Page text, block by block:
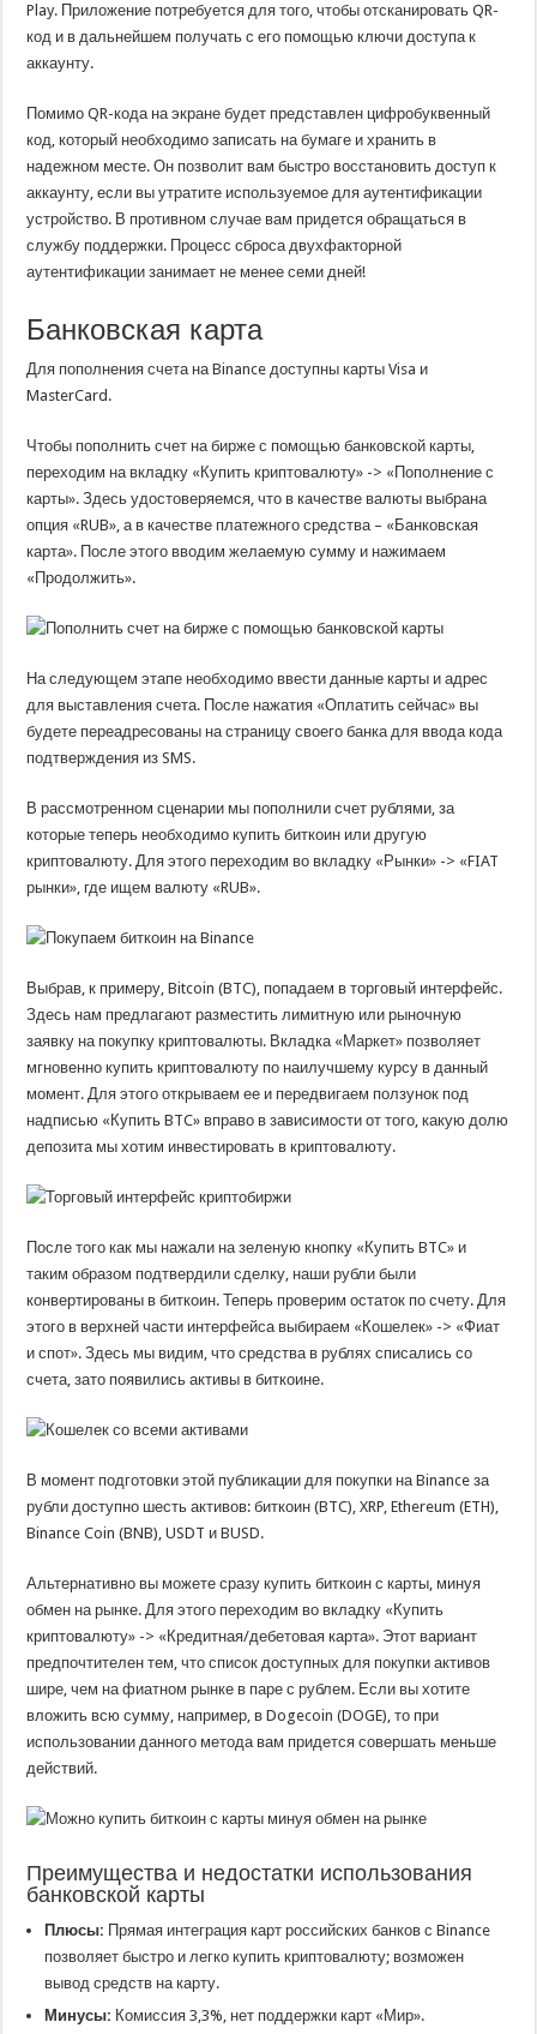
Play. Приложение потребуется для того, чтобы отсканировать QR-
код и в дальнейшем получать с его помощью ключи доступа к
аккаунту.
Помимо QR-кода на экране будет представлен цифробуквенный
код, который необходимо записать на бумаге и хранить в
надежном месте. Он позволит вам быстро восстановить доступ к
аккаунту, если вы утратите используемое для аутентификации
устройство. В противном случае вам придется обращаться в
службу поддержки. Процесс сброса двухфакторной
аутентификации занимает не менее семи дней!
Банковская карта
Для пополнения счета на Binance доступны карты Visa и
MasterCard.
Чтобы пополнить счет на бирже с помощью банковской карты,
переходим на вкладку «Купить криптовалюту» -> «Пополнение с
карты». Здесь удостоверяемся, что в качестве валюты выбрана
опция «RUB», а в качестве платежного средства – «Банковская
карта». После этого вводим желаемую сумму и нажимаем
«Продолжить».
На следующем этапе необходимо ввести данные карты и адрес
для выставления счета. После нажатия «Оплатить сейчас» вы
будете переадресованы на страницу своего банка для ввода кода
подтверждения из SMS.
В рассмотренном сценарии мы пополнили счет рублями, за
которые теперь необходимо купить биткоин или другую
криптовалюту. Для этого переходим во вкладку «Рынки» -> «FIAT
рынки», где ищем валюту «RUB».
Выбрав, к примеру, Bitcoin (BTC), попадаем в торговый интерфейс.
Здесь нам предлагают разместить лимитную или рыночную
заявку на покупку криптовалюты. Вкладка «Маркет» позволяет
мгновенно купить криптовалюту по наилучшему курсу в данный
момент. Для этого открываем ее и передвигаем ползунок под
надписью «Купить BTC» вправо в зависимости от того, какую долю
депозита мы хотим инвестировать в криптовалюту.
После того как мы нажали на зеленую кнопку «Купить BTC» и
таким образом подтвердили сделку, наши рубли были
конвертированы в биткоин. Теперь проверим остаток по счету. Для
этого в верхней части интерфейса выбираем «Кошелек» -> «Фиат
и спот». Здесь мы видим, что средства в рублях списались со
счета, зато появились активы в биткоине.
В момент подготовки этой публикации для покупки на Binance за
рубли доступно шесть активов: биткоин (BTC), XRP, Ethereum (ETH),
Binance Coin (BNB), USDT и BUSD.
Альтернативно вы можете сразу купить биткоин с карты, минуя
обмен на рынке. Для этого переходим во вкладку «Купить
криптовалюту» -> «Кредитная/дебетовая карта». Этот вариант
предпочтителен тем, что список доступных для покупки активов
шире, чем на фиатном рынке в паре с рублем. Если вы хотите
вложить всю сумму, например, в Dogecoin (DOGE), то при
использовании данного метода вам придется совершать меньше
действий.
Преимущества и недостатки использования
банковской карты
Плюсы: Прямая интеграция карт российских банков с Binance
позволяет быстро и легко купить криптовалюту; возможен
вывод средств на карту.
Минусы: Комиссия 3,3%, нет поддержки карт «Мир».